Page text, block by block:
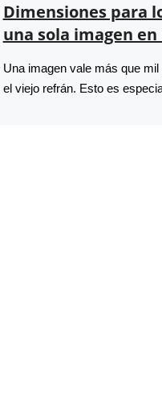
Dimensiones para
una sola imagen
Una imagen vale más que
el viejo refrán. Esto es